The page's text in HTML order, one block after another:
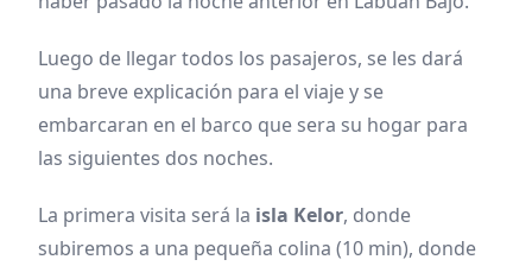
Luego de llegar todos los pasajeros, se les dará
una breve explicación para el viaje y se
embarcaran en el barco que sera su hogar para
las siguientes dos noches.
La primera visita será la isla Kelor, donde
subiremos a una pequeña colina (10 min), donde